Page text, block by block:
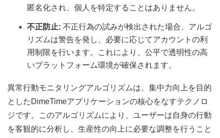
匿名化され、個人を特定することはありません。
不正防止: 不正行為の試みが検出された場合、アルゴ
リズムは警告を発し、必要に応じてアカウントの利
用制限を行います。これにより、公平で透明性の高
いプラットフォーム環境が確保されます。
異常行動モニタリングアルゴリズムは、集中力向上を目的
としたDimeTimeアプリケーションの核心をなすテクノロ
ジです。このアルゴリズムにより、ユーザーは自身の行動
を客観的に分析し、生産性の向上に必要な調整を行うこと